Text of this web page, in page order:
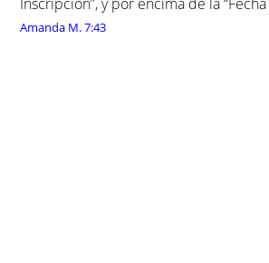
Amanda M.7:43